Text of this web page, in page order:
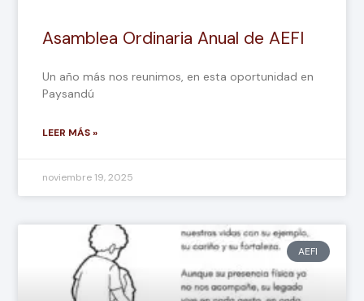
Asamblea Ordinaria Anual de AEFI
Un año más nos reunimos, en esta oportunidad en
Paysandú
LEER MÁS »
noviembre 19, 2025
AEFI